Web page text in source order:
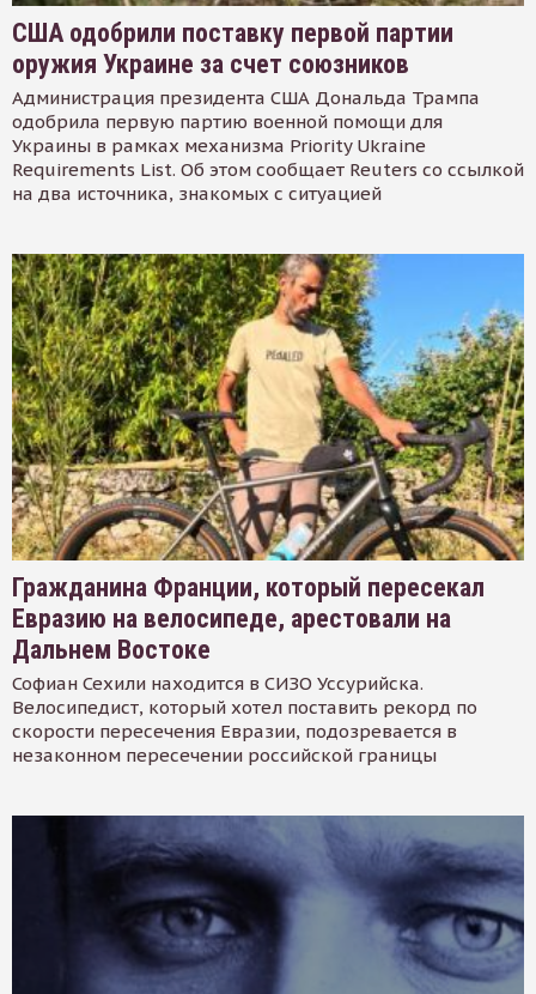
США одобрили поставку первой партии
оружия Украине за счет союзников
Администрация президента США Дональда Трампа
одобрила первую партию военной помощи для
Украины в рамках механизма Priority Ukraine
Requirements List. Об этом сообщает Reuters со ссылкой
на два источника, знакомых с ситуацией
Гражданина Франции, который пересекал
Евразию на велосипеде, арестовали на
Дальнем Востоке
Софиан Сехили находится в СИЗО Уссурийска.
Велосипедист, который хотел поставить рекорд по
скорости пересечения Евразии, подозревается в
незаконном пересечении российской границы